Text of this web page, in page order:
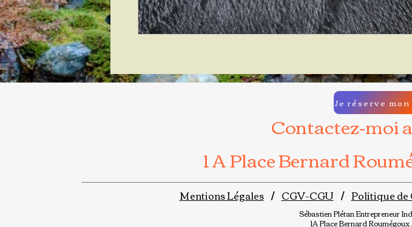
Contactez-moi
1 A Place Bernard
Je réserve
Mentions Légales/ CGV-CGU/ Politique
Sébastien PlétanEntrepreneur
1A Place Bernard